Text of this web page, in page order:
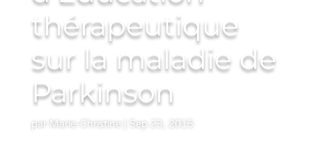
thérapeutique
sur la maladie de
Parkinson
par Marie-Christine Sep 23, 2015